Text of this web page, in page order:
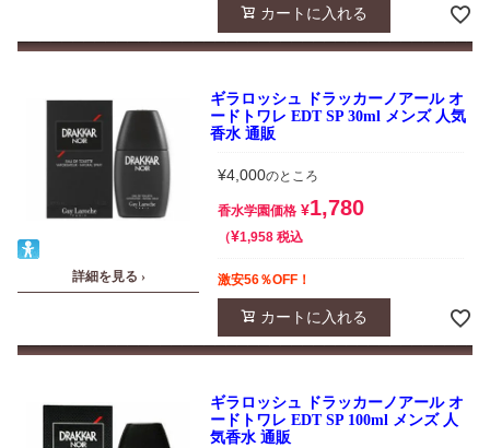
カートに入れる
詳細を見る ›
ギラロッシュ ドラッカーノアール オ
ードトワレ EDT SP 30ml メンズ 人気
香水 通販
¥4,000のところ
香水学園価格 ¥1,780
¥1,958 税込
激安56％OFF！
カートに入れる
ギラロッシュ ドラッカーノアール オ
ードトワレ EDT SP 100ml メンズ 人
気香水 通販